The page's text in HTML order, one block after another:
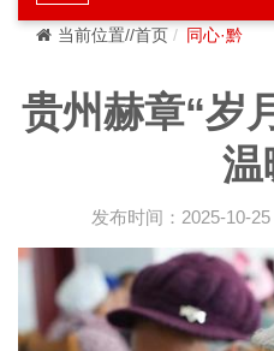
当前位置//首页 同心·黔
贵州赫章“岁
温
发布时间：2025-10-25